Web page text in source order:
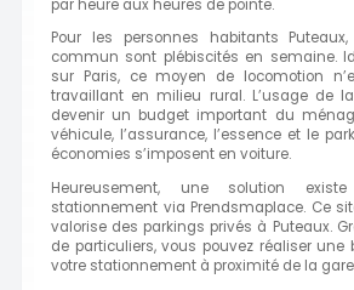
par heure aux heures de pointe.
Pour les personnes habitants
commun sont plébiscités en semaine.
sur Paris, ce moyen de locomotion
travaillant en milieu rural. L’usage de
devenir un budget important du
véhicule, l’assurance, l’essence et le
économies s’imposent en voiture.
Heureusement, une solution
stationnement via Prendsmaplace. Ce
valorise des parkings privés à Puteaux.
de particuliers, vous pouvez réaliser une
votre stationnement à proximité de la